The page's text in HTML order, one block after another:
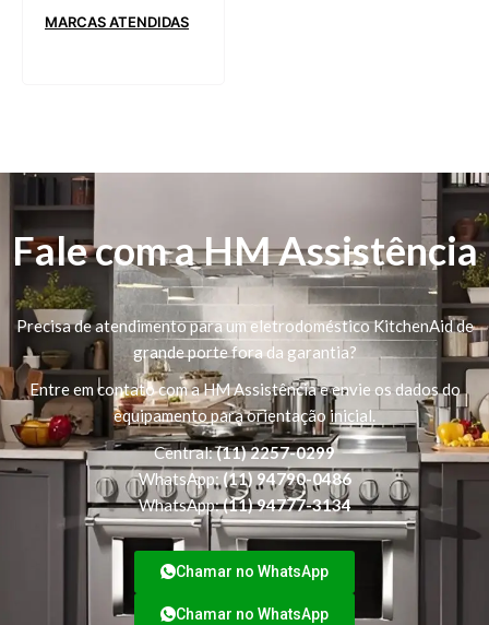
MARCAS ATENDIDAS
Fale com a HM Assistência
Precisa de atendimento para um eletrodoméstico KitchenAid de
grande porte fora da garantia?
Entre em contato com a HM Assistência e envie os dados do
equipamento para orientação inicial.
Central:(11) 2257-0299
WhatsApp: (11) 94790-0486
WhatsApp:(11) 94777-3134
Chamar no WhatsApp
Chamar no WhatsApp